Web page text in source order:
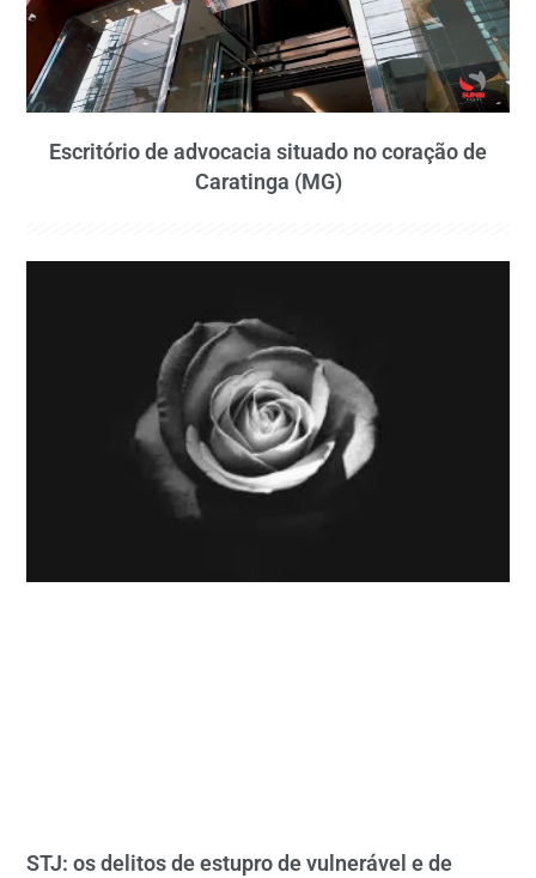
Escritório de advocacia situado no coração de
Caratinga (MG)
STJ: os delitos de estupro de vulnerável e de